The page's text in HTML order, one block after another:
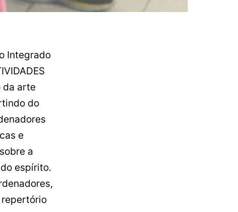
Integrado
da arte
do
e
a
espírito.